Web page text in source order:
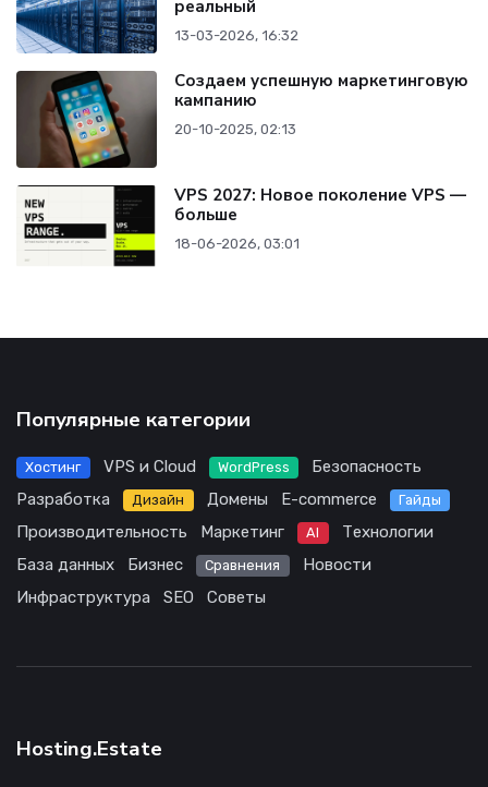
реальный
13-03-2026, 16:32
Создаем успешную маркетинговую
кампанию
20-10-2025, 02:13
VPS 2027: Новое поколение VPS —
больше
18-06-2026, 03:01
Популярные категории
Хостинг VPS и Cloud WordPress
Безопасность
Разработка
Дизайн Домены E-commerce Гайды
Производительность Маркетинг AI
Технологии
База данных
Бизнес Сравнения
Новости
Инфраструктура
SEO Советы
Hosting.Estate